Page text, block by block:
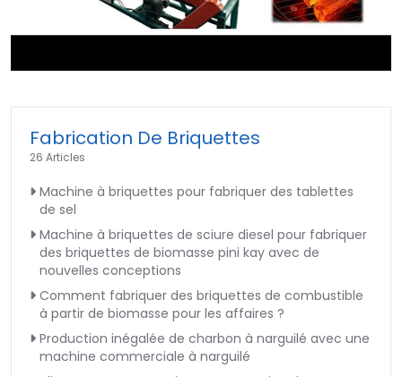
Fabrication De Briquettes
26 Articles
Machine à briquettes pour fabriquer des tablettes
de sel
Machine à briquettes de sciure diesel pour fabriquer
des briquettes de biomasse pini kay avec de
nouvelles conceptions
Comment fabriquer des briquettes de combustible
à partir de biomasse pour les affaires ?
Production inégalée de charbon à narguilé avec une
machine commerciale à narguilé